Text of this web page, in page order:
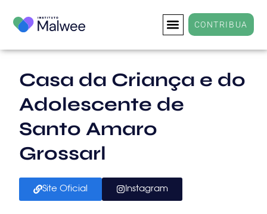
CONTRIBUA
Casa da Criança e do
Adolescente de
Santo Amaro
Grossarl
Site Oficial Instagram